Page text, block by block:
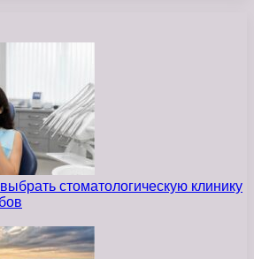
стоматологическую клинику